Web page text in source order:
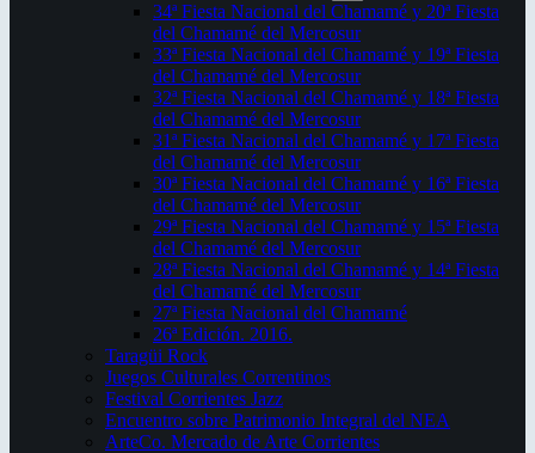
34ª Fiesta Nacional del Chamamé y 20ª Fiesta
del Chamamé del Mercosur
33ª Fiesta Nacional del Chamamé y 19ª Fiesta
del Chamamé del Mercosur
32ª Fiesta Nacional del Chamamé y 18ª Fiesta
del Chamamé del Mercosur
31ª Fiesta Nacional del Chamamé y 17ª Fiesta
del Chamamé del Mercosur
30ª Fiesta Nacional del Chamamé y 16ª Fiesta
del Chamamé del Mercosur
29ª Fiesta Nacional del Chamamé y 15ª Fiesta
del Chamamé del Mercosur
28ª Fiesta Nacional del Chamamé y 14ª Fiesta
del Chamamé del Mercosur
27ª Fiesta Nacional del Chamamé
26ª Edición. 2016.
Taragüi Rock
Juegos Culturales Correntinos
Festival Corrientes Jazz
Encuentro sobre Patrimonio Integral del NEA
ArteCo. Mercado de Arte Corrientes